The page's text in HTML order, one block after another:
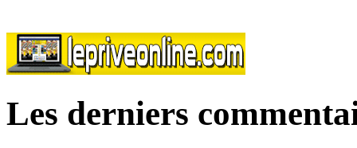
Les derniers